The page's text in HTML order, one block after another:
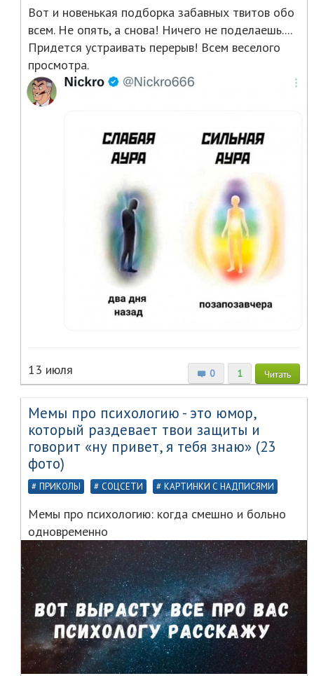
Вот и новенькая подборка забавных твитов обо
всем. Не опять, а снова! Ничего не поделаешь....
Придется устраивать перерыв! Всем веселого
просмотра.
0 1 Читать
13 июля
Мемы про психологию - это юмор,
который раздевает твои защиты и
говорит «ну привет, я тебя знаю» (23
фото)
ПРИКОЛЫ СОЦСЕТИ КАРТИНКИ С НАДПИСЯМИ
Мемы про психологию: когда смешно и больно
одновременно